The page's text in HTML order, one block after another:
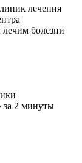
лечения
болезни
за 2 минуты